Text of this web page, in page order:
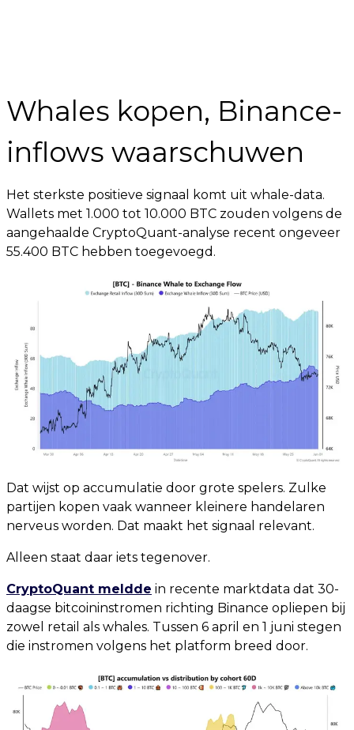
Whales kopen, Binance-
inflows waarschuwen
Het sterkste positieve signaal komt uit whale-data.
Wallets met 1.000 tot 10.000 BTC zouden volgens de
aangehaalde CryptoQuant-analyse recent ongeveer
55.400 BTC hebben toegevoegd.
Dat wijst op accumulatie door grote spelers. Zulke
partijen kopen vaak wanneer kleinere handelaren
nerveus worden. Dat maakt het signaal relevant.
Alleen staat daar iets tegenover.
CryptoQuant meldde in recente marktdata dat 30-
daagse bitcoininstromen richting Binance opliepen bij
zowel retail als whales. Tussen 6 april en 1 juni stegen
die instromen volgens het platform breed door.